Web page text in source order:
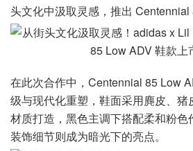
头文化中汲取灵感，推出 Centennial
在此次合作中，Centennial 85 Low
级与现代化重塑，鞋面采用麂皮、猪
材质打造，黑色主调下搭配柔和粉
装饰细节则成为暗光下的亮点。